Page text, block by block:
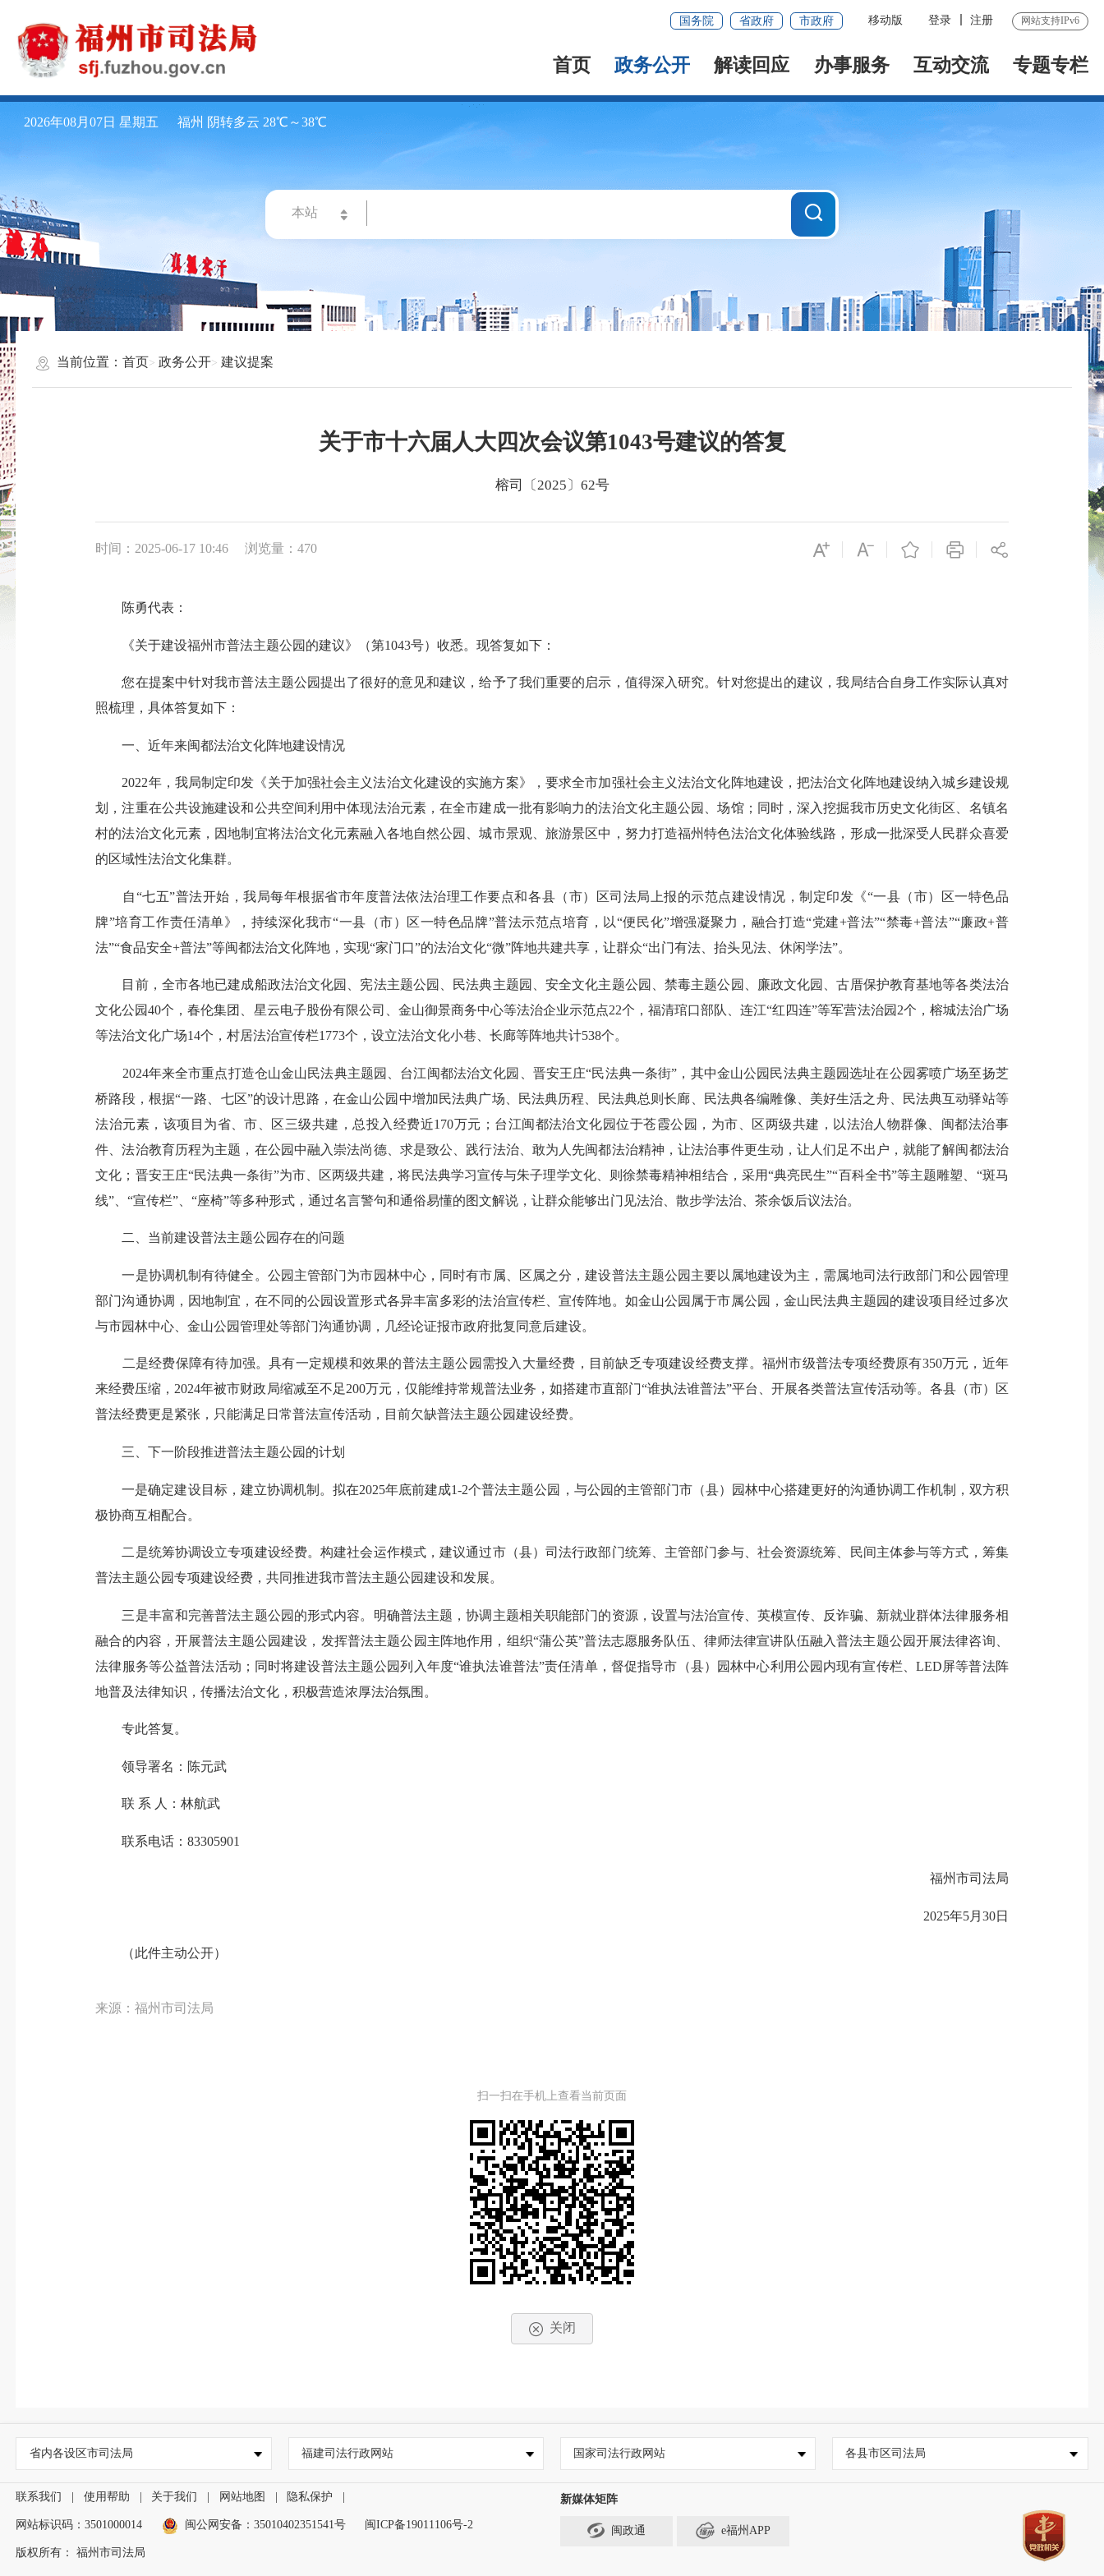
国务院 省政府 市政府 移动版 登录 注册 网站支持IPv6
首页 政务公开 解读回应 办事服务 互动交流 专题专栏
2026年08月07日 星期五 福州 阴转多云 28℃～38℃
当前位置：首页 政务公开 建议提案
关于市十六届人大四次会议第1043号建议的答复
榕司〔2025〕62号
时间：2025-06-17 10:46 浏览量：470
陈勇代表：
《关于建设福州市普法主题公园的建议》（第1043号）收悉。现答复如下：
您在提案中针对我市普法主题公园提出了很好的意见和建议，给予了我们重要的启示，值得深入研究。针对您提出的建议，我局结合自身工作实际认真对
照梳理，具体答复如下：
一、近年来闽都法治文化阵地建设情况
2022年，我局制定印发《关于加强社会主义法治文化建设的实施方案》，要求全市加强社会主义法治文化阵地建设，把法治文化阵地建设纳入城乡建设规
划，注重在公共设施建设和公共空间利用中体现法治元素，在全市建成一批有影响力的法治文化主题公园、场馆；同时，深入挖掘我市历史文化街区、名镇名
村的法治文化元素，因地制宜将法治文化元素融入各地自然公园、城市景观、旅游景区中，努力打造福州特色法治文化体验线路，形成一批深受人民群众喜爱
的区域性法治文化集群。
自“七五”普法开始，我局每年根据省市年度普法依法治理工作要点和各县（市）区司法局上报的示范点建设情况，制定印发《“一县（市）区一特色品
牌”培育工作责任清单》，持续深化我市“一县（市）区一特色品牌”普法示范点培育，以“便民化”增强凝聚力，融合打造“党建+普法”“禁毒+普法”“廉政+普
法”“食品安全+普法”等闽都法治文化阵地，实现“家门口”的法治文化“微”阵地共建共享，让群众“出门有法、抬头见法、休闲学法”。
目前，全市各地已建成船政法治文化园、宪法主题公园、民法典主题园、安全文化主题公园、禁毒主题公园、廉政文化园、古厝保护教育基地等各类法治
文化公园40个，春伦集团、星云电子股份有限公司、金山御景商务中心等法治企业示范点22个，福清琯口部队、连江“红四连”等军营法治园2个，榕城法治广场
等法治文化广场14个，村居法治宣传栏1773个，设立法治文化小巷、长廊等阵地共计538个。
2024年来全市重点打造仓山金山民法典主题园、台江闽都法治文化园、晋安王庄“民法典一条街”，其中金山公园民法典主题园选址在公园雾喷广场至扬芝
桥路段，根据“一路、七区”的设计思路，在金山公园中增加民法典广场、民法典历程、民法典总则长廊、民法典各编雕像、美好生活之舟、民法典互动驿站等
法治元素，该项目为省、市、区三级共建，总投入经费近170万元；台江闽都法治文化园位于苍霞公园，为市、区两级共建，以法治人物群像、闽都法治事
件、法治教育历程为主题，在公园中融入崇法尚德、求是致公、践行法治、敢为人先闽都法治精神，让法治事件更生动，让人们足不出户，就能了解闽都法治
文化；晋安王庄“民法典一条街”为市、区两级共建，将民法典学习宣传与朱子理学文化、则徐禁毒精神相结合，采用“典亮民生”“百科全书”等主题雕塑、“斑马
线”、“宣传栏”、“座椅”等多种形式，通过名言警句和通俗易懂的图文解说，让群众能够出门见法治、散步学法治、茶余饭后议法治。
二、当前建设普法主题公园存在的问题
一是协调机制有待健全。公园主管部门为市园林中心，同时有市属、区属之分，建设普法主题公园主要以属地建设为主，需属地司法行政部门和公园管理
部门沟通协调，因地制宜，在不同的公园设置形式各异丰富多彩的法治宣传栏、宣传阵地。如金山公园属于市属公园，金山民法典主题园的建设项目经过多次
与市园林中心、金山公园管理处等部门沟通协调，几经论证报市政府批复同意后建设。
二是经费保障有待加强。具有一定规模和效果的普法主题公园需投入大量经费，目前缺乏专项建设经费支撑。福州市级普法专项经费原有350万元，近年
来经费压缩，2024年被市财政局缩减至不足200万元，仅能维持常规普法业务，如搭建市直部门“谁执法谁普法”平台、开展各类普法宣传活动等。各县（市）区
普法经费更是紧张，只能满足日常普法宣传活动，目前欠缺普法主题公园建设经费。
三、下一阶段推进普法主题公园的计划
一是确定建设目标，建立协调机制。拟在2025年底前建成1-2个普法主题公园，与公园的主管部门市（县）园林中心搭建更好的沟通协调工作机制，双方积
极协商互相配合。
二是统筹协调设立专项建设经费。构建社会运作模式，建议通过市（县）司法行政部门统筹、主管部门参与、社会资源统筹、民间主体参与等方式，筹集
普法主题公园专项建设经费，共同推进我市普法主题公园建设和发展。
三是丰富和完善普法主题公园的形式内容。明确普法主题，协调主题相关职能部门的资源，设置与法治宣传、英模宣传、反诈骗、新就业群体法律服务相
融合的内容，开展普法主题公园建设，发挥普法主题公园主阵地作用，组织“蒲公英”普法志愿服务队伍、律师法律宣讲队伍融入普法主题公园开展法律咨询、
法律服务等公益普法活动；同时将建设普法主题公园列入年度“谁执法谁普法”责任清单，督促指导市（县）园林中心利用公园内现有宣传栏、LED屏等普法阵
地普及法律知识，传播法治文化，积极营造浓厚法治氛围。
专此答复。
领导署名：陈元武
联 系 人：林航武
联系电话：83305901
福州市司法局
2025年5月30日
（此件主动公开）
来源：福州市司法局
扫一扫在手机上查看当前页面
关闭
省内各设区市司法局 福建司法行政网站 国家司法行政网站 各县市区司法局
联系我们 使用帮助 关于我们 网站地图 隐私保护
网站标识码：3501000014 闽公网安备：35010402351541号 闽ICP备19011106号-2
版权所有： 福州市司法局
新媒体矩阵
闽政通 e福州APP